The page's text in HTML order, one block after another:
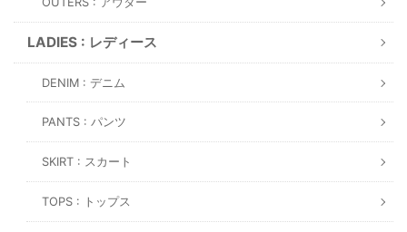
LADIES : レディース
DENIM : デニム
PANTS : パンツ
SKIRT : スカート
TOPS : トップス